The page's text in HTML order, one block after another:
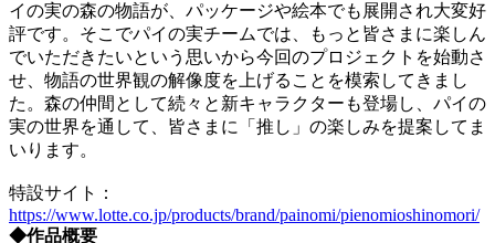
イの実の森の物語が、パッケージや絵本でも展開され大変好
評です。そこでパイの実チームでは、もっと皆さまに楽しん
でいただきたいという思いから今回のプロジェクトを始動さ
せ、物語の世界観の解像度を上げることを模索してきまし
た。森の仲間として続々と新キャラクターも登場し、パイの
実の世界を通して、皆さまに「推し」の楽しみを提案してま
いります。
特設サイト：
https://www.lotte.co.jp/products/brand/painomi/pienomioshinomori/
◆作品概要